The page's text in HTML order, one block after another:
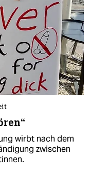
wirbt nach dem
zwischen